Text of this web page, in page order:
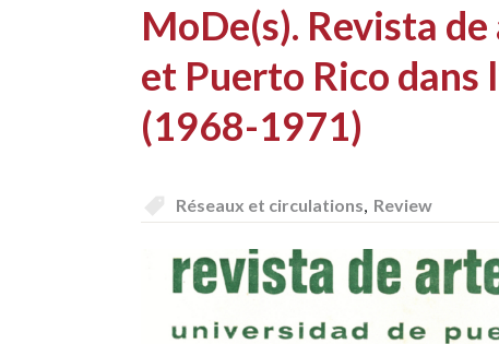
MoDe(s). Revista
et Puerto Rico dans
(1968-1971)
Réseaux et circulations Review